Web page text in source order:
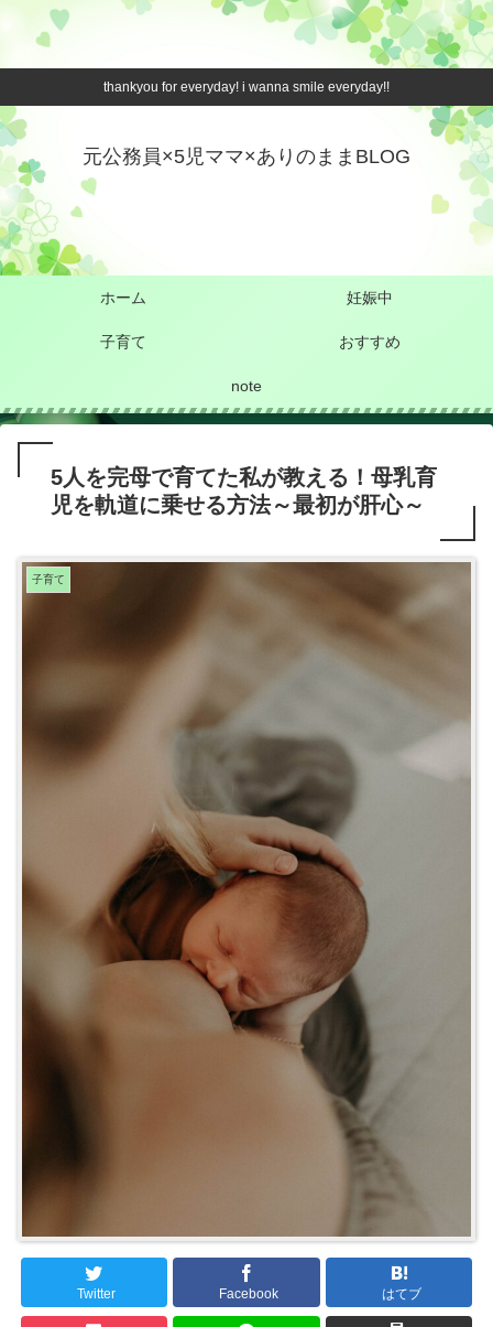
thankyou for everyday! i wanna smile everyday!!
元公務員×5児ママ×ありのままBLOG
ホーム 妊娠中
子育て おすすめ
note
5人を完母で育てた私が教える！母乳育
児を軌道に乗せる方法～最初が肝心～
子育て
Twitter Facebook はてブ